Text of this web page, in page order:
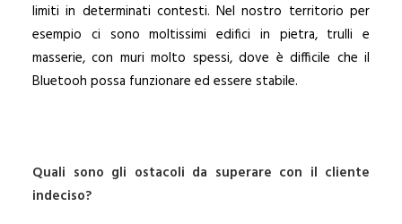
limiti in determinati contesti. Nel nostro territorio per
esempio ci sono moltissimi edifici in pietra, trulli e
masserie, con muri molto spessi, dove è difficile che il
Bluetooh possa funzionare ed essere stabile.
Quali sono gli ostacoli da superare con il cliente
indeciso?